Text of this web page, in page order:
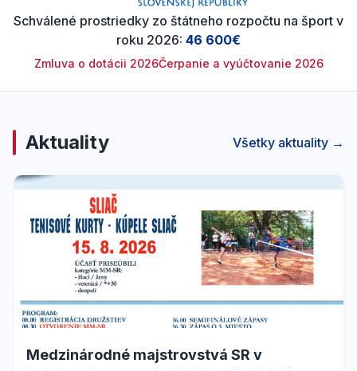
Schválené prostriedky zo štátneho rozpočtu na šport v
roku 2026: 46 600€
Zmluva o dotácii 2026Čerpanie a vyúčtovanie 2026
Aktuality Všetky aktuality →
Medzinárodné majstrovstvá SR v